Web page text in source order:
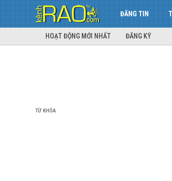
ĐĂNG TIN
HOẠT ĐỘNG MỚI NHẤT ĐĂNG KÝ
TỪ KHÓA